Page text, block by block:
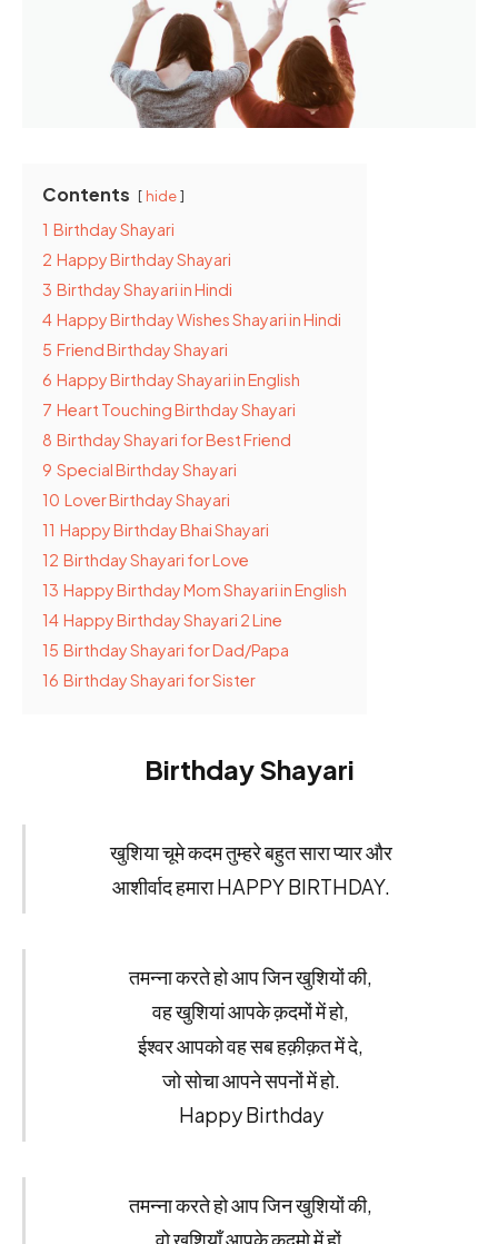
Contents hide
1 Birthday Shayari
2 Happy Birthday Shayari
3 Birthday Shayari in Hindi
4 Happy Birthday Wishes Shayari in Hindi
5 Friend Birthday Shayari
6 Happy Birthday Shayari in English
7 Heart Touching Birthday Shayari
8 Birthday Shayari for Best Friend
9 Special Birthday Shayari
10 Lover Birthday Shayari
11 Happy Birthday Bhai Shayari
12 Birthday Shayari for Love
13 Happy Birthday Mom Shayari in English
14 Happy Birthday Shayari 2 Line
15 Birthday Shayari for Dad/Papa
16 Birthday Shayari for Sister
Birthday Shayari
खुशिया चूमे कदम तुम्हरे बहुत सारा प्यार और
आशीर्वाद हमारा HAPPY BIRTHDAY.
तमन्ना करते हो आप जिन खुशियों की,
वह खुशियां आपके क़दमों में हो,
ईश्वर आपको वह सब हक़ीक़त में दे,
जो सोचा आपने सपनों में हो.
Happy Birthday
तमन्ना करते हो आप जिन खुशियों की,